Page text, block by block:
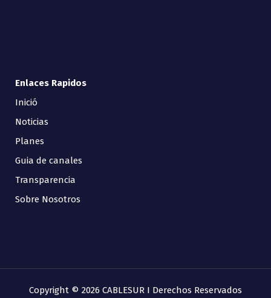
Enlaces Rapidos
Inició
Noticias
Planes
Guia de canales
Transparencia
Sobre Nosotros
Copyright © 2026 CABLESUR I Derechos Reservados